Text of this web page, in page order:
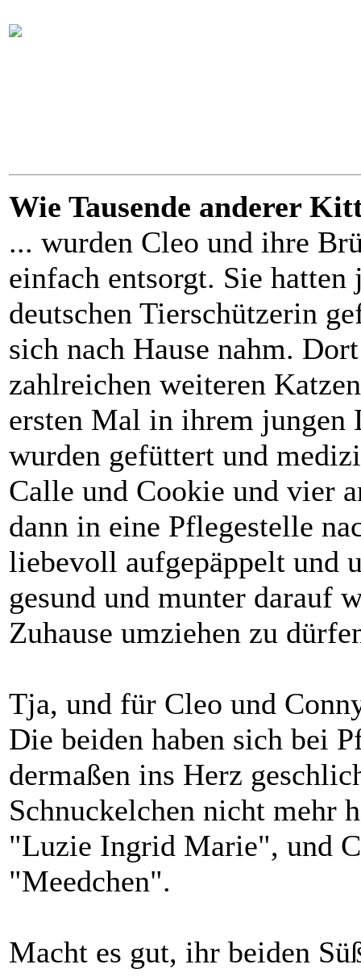
Wie Tausende anderer
... wurden Cleo und ihre
einfach entsorgt. Sie
deutschen Tierschützerin
sich nach Hause nahm.
zahlreichen weiteren
ersten Mal in ihrem jungen
wurden gefüttert und
Calle und Cookie und vier
dann in eine Pflegestelle
liebevoll aufgepäppelt und
gesund und munter darauf
Zuhause umziehen zu
Tja, und für Cleo und
Die beiden haben sich bei
dermaßen ins Herz
Schnuckelchen nicht mehr
"Luzie Ingrid Marie", und
"Meedchen".
Macht es gut, ihr beiden